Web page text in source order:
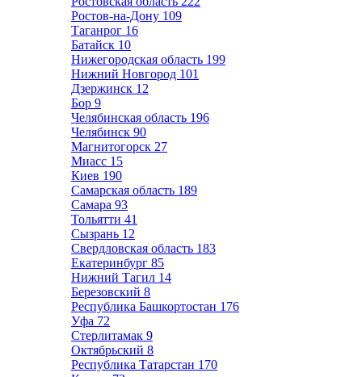
Ростов-на-Дону 109
Таганрог 16
Батайск 10
Нижегородская область 199
Нижний Новгород 101
Дзержинск 12
Бор 9
Челябинская область 196
Челябинск 90
Магнитогорск 27
Миасс 15
Киев 190
Самарская область 189
Самара 93
Тольятти 41
Сызрань 12
Свердловская область 183
Екатеринбург 85
Нижний Тагил 14
Березовский 8
Республика Башкортостан 176
Уфа 72
Стерлитамак 9
Октябрьский 8
Республика Татарстан 170